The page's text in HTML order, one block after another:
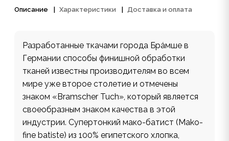
Описание Характеристики Доставка и оплата
Разработанные ткачами города Бра́мше в
Германии способы финишной обработки
тканей известны производителям во всем
мире уже второе столетие и отмечены
знаком «Bramscher Tuch», который является
своеобразным знаком качества в этой
индустрии. Супертонкий мако-батист (Mako-
fine batiste) из 100% египетского хлопка,